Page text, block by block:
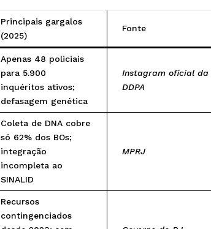
Principais gargalos
(2025)
Fonte
Apenas 48 policiais
para 5.900
inquéritos ativos;
defasagem genética
Instagram oficial da
DDPA
Coleta de DNA cobre
só 62% dos BOs;
integração
incompleta ao
SINALID
MPRJ
Recursos
contingenciados